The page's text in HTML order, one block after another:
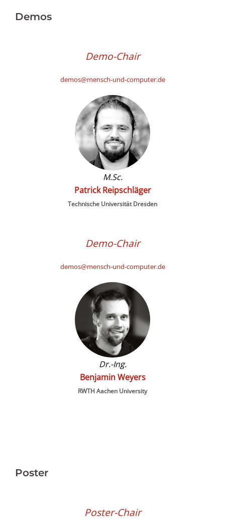
Demos
Demo-Chair
demos@mensch-und-computer.de
M.Sc.
Patrick Reipschläger
Technische Universität Dresden
Demo-Chair
demos@mensch-und-computer.de
Dr.-Ing.
Benjamin Weyers
RWTH Aachen University
Poster
Poster-Chair